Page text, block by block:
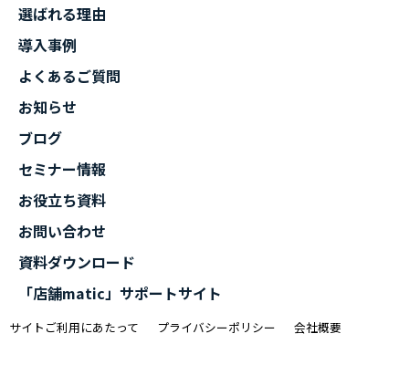
選ばれる理由
導入事例
よくあるご質問
お知らせ
ブログ
セミナー情報
お役立ち資料
お問い合わせ
資料ダウンロード
「店舗matic」サポートサイト
サイトご利用にあたって プライバシーポリシー 会社概要